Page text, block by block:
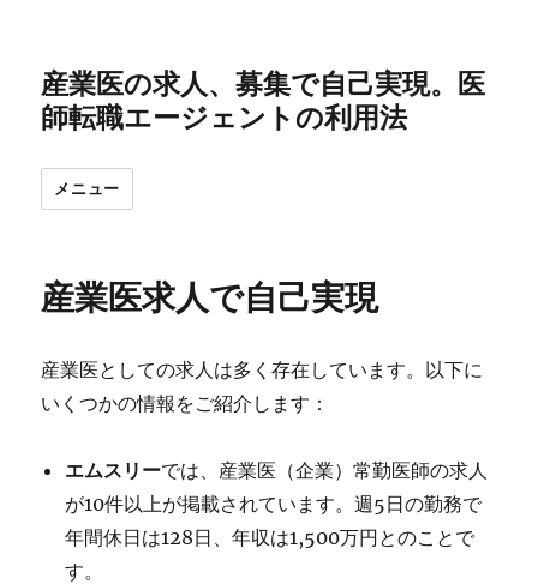
産業医の求人、募集で自己実現。医
師転職エージェントの利用法
メニュー
産業医求人で自己実現
産業医としての求人は多く存在しています。以下に
いくつかの情報をご紹介します：
エムスリーでは、産業医（企業）常勤医師の求人
が10件以上が掲載されています。週5日の勤務で
年間休日は128日、年収は1,500万円とのことで
す。